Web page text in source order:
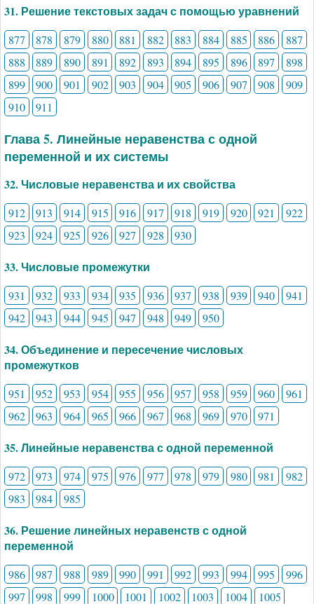
31. Решение текстовых задач с помощью уравнений
877 878 879 880 881 882 883 884 885 886
887
888
889 890 891 892 893 894 895 896 897
898
899
900 901 902 903 904 905 906 907 908
909
910
911
Глава 5. Линейные неравенства с одной
переменной и их системы
32. Числовые неравенства и их свойства
912 913 914 915 916 917 918 919 920 921
922
923
924 925 926 927 928 930
33. Числовые промежутки
931 932 933 934 935 936 937 938 939 940
941
942
943 944 945 947 948 949 950
34. Объединение и пересечение числовых
промежутков
951 952 953 954 955 956 957 958 959 960
961
962
963 964 965 966 967 968 969 970 971
35. Линейные неравенства с одной переменной
972 973 974 975 976 977 978 979 980 981
982
983
984 985
36. Решение линейных неравенств с одной
переменной
986 987 988 989 990 991 992 993 994 995
996
997
998 999 1000 1001 1002 1003 1004 1005